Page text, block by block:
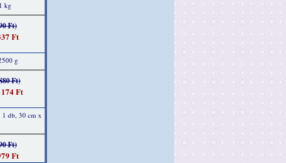
kg
Ft)
Ft
g
Ft)
Ft
1 db, 30 cm x
Ft)
Ft